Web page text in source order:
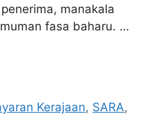
manakala
fasa baharu. …
Kerajaan, SARA,